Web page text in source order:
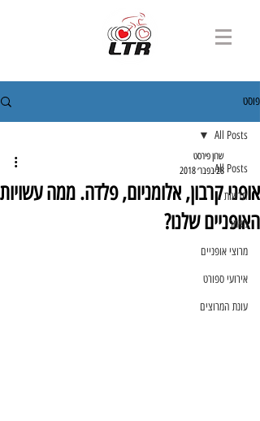
פוסט
All Posts
חדשות
מאמר
מרוצי אופניים
אירועי ספורט
עונת המרוצים
All Posts
אופני קרבון, אלומניום, פלדה. ממה עשויות
האופניים שלנו?
שרון פירסט
28 בפבר׳ 2018